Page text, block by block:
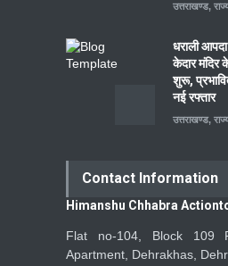
उत्तराखण्ड,
धराली
केदार मंदिर के
शुरू,
नई रफ्तार
उत्तराखण्ड,
Contact Information
Himanshu Chhabra
Flat no-104, Block 109
Apartment, Dehrakhas,